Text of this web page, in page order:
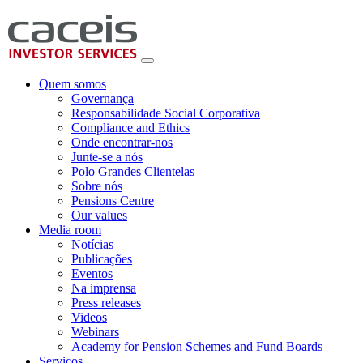
Quem somos
Governança
Responsabilidade Social Corporativa
Compliance and Ethics
Onde encontrar-nos
Junte-se a nós
Polo Grandes Clientelas
Sobre nós
Pensions Centre
Our values
Media room
Notícias
Publicações
Eventos
Na imprensa
Press releases
Videos
Webinars
Academy for Pension Schemes and Fund Boards